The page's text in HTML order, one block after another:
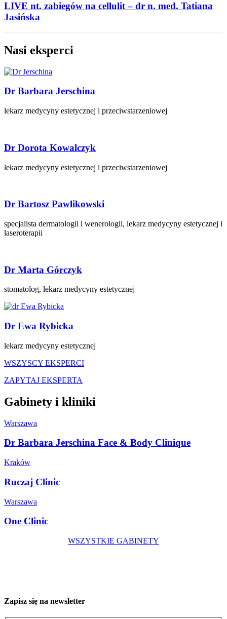
LIVE nt. zabiegów na cellulit – dr n. med. Tatiana
Jasińska
Nasi eksperci
Dr Barbara Jerschina
lekarz medycyny estetycznej i przeciwstarzeniowej
Dr Dorota Kowalczyk
lekarz medycyny estetycznej i przeciwstarzeniowej
Dr Bartosz Pawlikowski
specjalista dermatologii i wenerologii, lekarz medycyny estetycznej i
laseroterapii
Dr Marta Górczyk
stomatolog, lekarz medycyny estetycznej
Dr Ewa Rybicka
lekarz medycyny estetycznej
WSZYSCY EKSPERCI
ZAPYTAJ EKSPERTA
Gabinety i kliniki
Warszawa
Dr Barbara Jerschina Face & Body Clinique
Kraków
Ruczaj Clinic
Warszawa
One Clinic
WSZYSTKIE GABINETY
Zapisz się na newsletter